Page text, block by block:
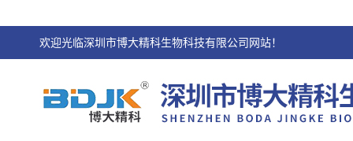
欢迎光临深圳市博大精科生物科技有限公司网站！